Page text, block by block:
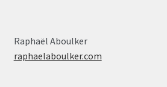
Raphaël Aboulker
raphaelaboulker.com